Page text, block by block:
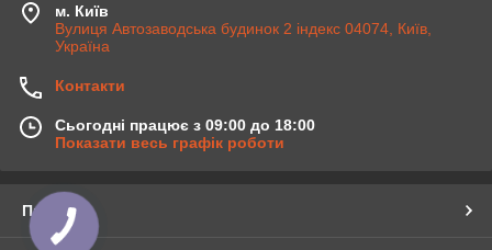
м. Київ
Вулиця Автозаводська будинок 2 індекс 04074, Київ,
Україна
Контакти
Сьогодні працює з 09:00 до 18:00
Показати весь графік роботи
Про нас